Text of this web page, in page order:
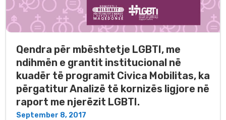
Qendra për mbështetje LGBTI, me
ndihmën e grantit institucional në
kuadër të programit Civica Mobilitas, ka
përgatitur Analizë të kornizës ligjore në
raport me njerëzit LGBTI.
September 8, 2017